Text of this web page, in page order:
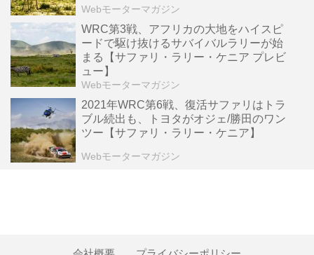
Webモーターマガジン
WRC第3戦、アフリカの大地をハイスピ
ードで駆け抜けるサバイバルラリーが始
まる【サファリ・ラリー・ケニア プレビ
ュー】
Webモーターマガジン
2021年WRC第6戦、復活サファリはトラ
ブル続出も、トヨタがオジェ/勝田のワン
ツー【サファリ・ラリー・ケニア】
Webモーターマガジン